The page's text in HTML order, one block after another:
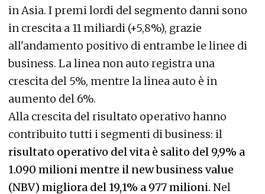
in Asia. I premi lordi del segmento danni sono
in crescita a 11 miliardi (+5,8%), grazie
all'andamento positivo di entrambe le linee di
business. La linea non auto registra una
crescita del 5%, mentre la linea auto è in
aumento del 6%.
Alla crescita del risultato operativo hanno
contribuito tutti i segmenti di business: il
risultato operativo del vita è salito del 9,9% a
1.090 milioni mentre il new business value
(NBV) migliora del 19,1% a 977 milioni. Nel